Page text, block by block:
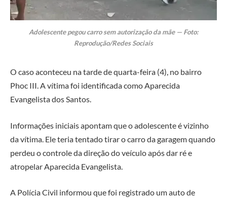
Adolescente pegou carro sem autorização da mãe — Foto:
Reprodução/Redes Sociais
O caso aconteceu na tarde de quarta-feira (4), no bairro
Phoc III. A vítima foi identificada como Aparecida
Evangelista dos Santos.
Informações iniciais apontam que o adolescente é vizinho
da vítima. Ele teria tentado tirar o carro da garagem quando
perdeu o controle da direção do veículo após dar ré e
atropelar Aparecida Evangelista.
A Polícia Civil informou que foi registrado um auto de